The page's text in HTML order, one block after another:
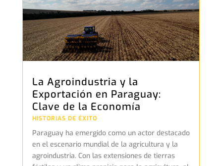
La Agroindustria y la
Exportación en Paraguay:
Clave de la Economía
HISTORIAS DE ÉXITO
Paraguay ha emergido como un actor destacado
en el escenario mundial de la agricultura y la
agroindustria. Con las extensiones de tierras